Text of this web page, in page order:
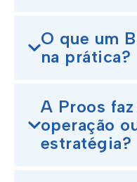
O que um
na prática?
A Proos faz
operação
estratégia?